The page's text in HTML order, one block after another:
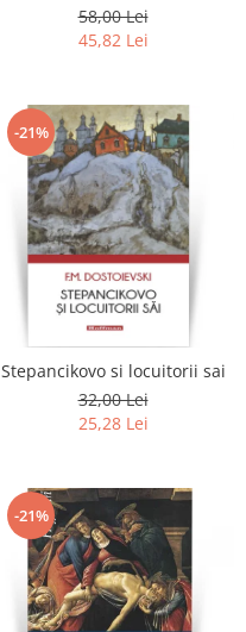
58,00 Lei
45,82 Lei
-21%
Stepancikovo si locuitorii sai
32,00 Lei
25,28 Lei
-21%